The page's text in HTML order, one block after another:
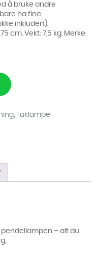
å bruke andre
ha fine
inkludert).
cm. Vekt: 7,5 kg. Merke:
Taklampe
pendellampen – alt du